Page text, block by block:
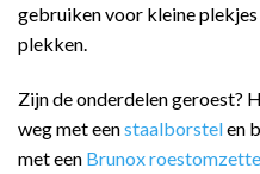
gebruiken voor kleine
plekken.
Zijn de onderdelen geroest?
weg met eenstaalborstelen
met een Brunox